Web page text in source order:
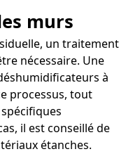
murs
un traitement
nécessaire. Une
à
processus, tout
il est conseillé de
étanches.